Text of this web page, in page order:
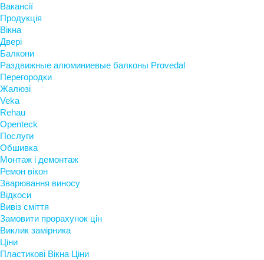
Вакансії
Продукція
Вікна
Двері
Балкони
Раздвижные алюминиевые балконы Provedal
Перегородки
Жалюзі
Veka
Rehau
Openteck
Послуги
Обшивка
Монтаж і демонтаж
Ремон вікон
Зварювання виносу
Відкоси
Вивіз сміття
Замовити прорахунок цін
Виклик замірника
Ціни
Пластикові Вікна Ціни